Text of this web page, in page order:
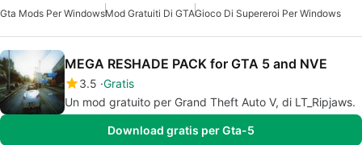
Gta Mods Per WindowsMod Gratuiti Di GTAGioco Di Supereroi Per Windows
MEGA RESHADE PACK for GTA 5 and NVE
3.5 Gratis
Un mod gratuito per Grand Theft Auto V, di LT_Ripjaws.
Download gratis per Gta-5